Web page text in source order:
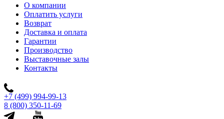
О компании
Оплатить услуги
Возврат
Доставка и оплата
Гарантии
Производство
Выставочные залы
Контакты
+7 (499) 994-99-13
8 (800) 350-11-69